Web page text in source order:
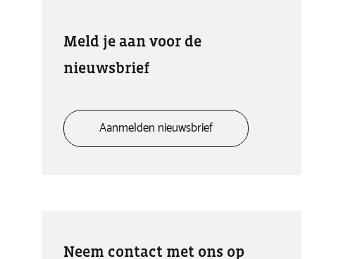
Meld je aan voor de
nieuwsbrief
Aanmelden nieuwsbrief
Neem contact met ons op